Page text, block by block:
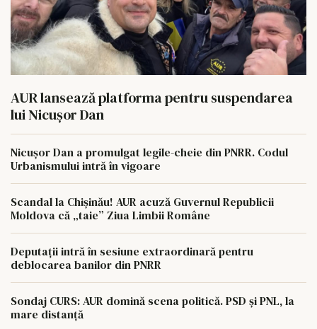
AUR lansează platforma pentru suspendarea
lui Nicușor Dan
Nicușor Dan a promulgat legile-cheie din PNRR. Codul
Urbanismului intră în vigoare
Scandal la Chișinău! AUR acuză Guvernul Republicii
Moldova că „taie” Ziua Limbii Române
Deputații intră în sesiune extraordinară pentru
deblocarea banilor din PNRR
Sondaj CURS: AUR domină scena politică. PSD și PNL, la
mare distanță